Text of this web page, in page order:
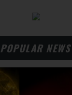
POPULAR NEWS